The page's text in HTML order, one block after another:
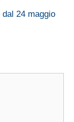
24 maggio